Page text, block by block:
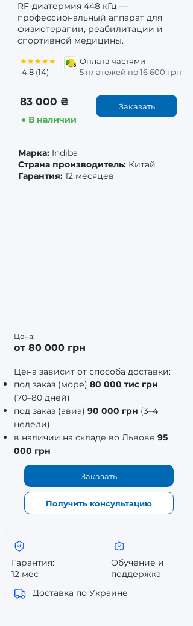
RF-диатермия 448 кГц —
профессиональный аппарат для
физиотерапии, реабилитации и
спортивной медицины.
★★★★★
4.8 (14)
Оплата частями
5 платежей по 16 600 грн
83 000 ₴
● В наличии
Заказать
Марка: Indiba
Страна производитель: Китай
Гарантия: 12 месяцев
Цена:
от 80 000 грн
Цена зависит от способа доставки:
под заказ (море) 80 000 тис грн
(70–80 дней)
под заказ (авиа) 90 000 грн (3–4
недели)
в наличии на складе во Львове 95
000 грн
Заказать
Получить консультацию
Гарантия:
12 мес
Обучение и
поддержка
Доставка по Украине